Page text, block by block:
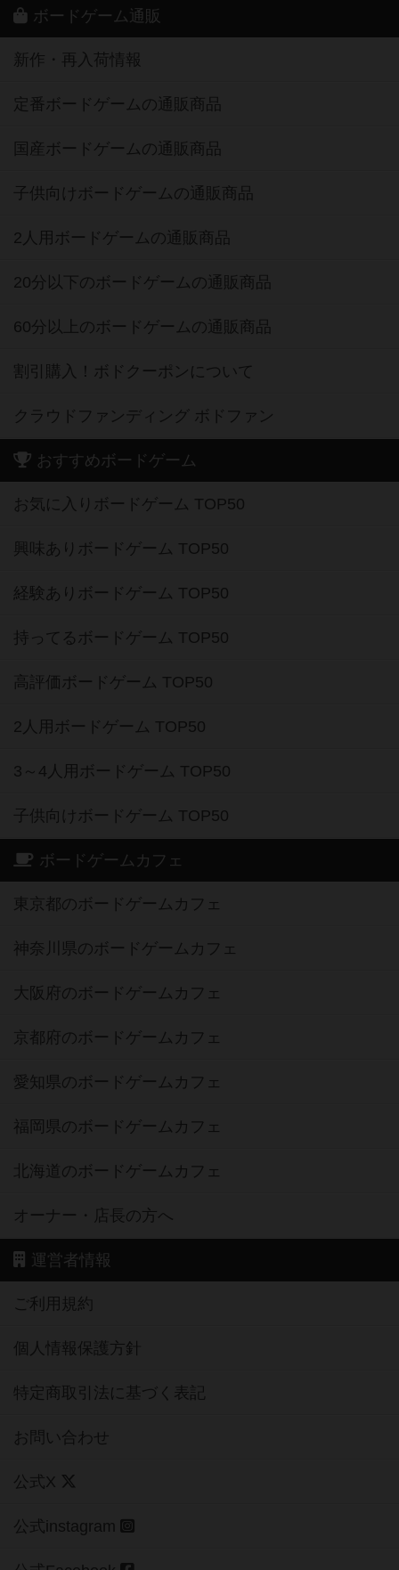
ボードゲーム通販
新作・再入荷情報
定番ボードゲームの通販商品
国産ボードゲームの通販商品
子供向けボードゲームの通販商品
2人用ボードゲームの通販商品
20分以下のボードゲームの通販商品
60分以上のボードゲームの通販商品
割引購入！ボドクーポンについて
クラウドファンディング ボドファン
おすすめボードゲーム
お気に入りボードゲーム TOP50
興味ありボードゲーム TOP50
経験ありボードゲーム TOP50
持ってるボードゲーム TOP50
高評価ボードゲーム TOP50
2人用ボードゲーム TOP50
3～4人用ボードゲーム TOP50
子供向けボードゲーム TOP50
ボードゲームカフェ
東京都のボードゲームカフェ
神奈川県のボードゲームカフェ
大阪府のボードゲームカフェ
京都府のボードゲームカフェ
愛知県のボードゲームカフェ
福岡県のボードゲームカフェ
北海道のボードゲームカフェ
オーナー・店長の方へ
運営者情報
ご利用規約
個人情報保護方針
特定商取引法に基づく表記
お問い合わせ
公式X
公式instagram